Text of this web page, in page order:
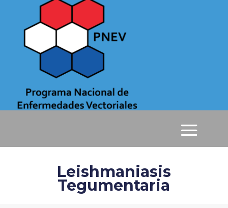
Leishmaniasis
Tegumentaria